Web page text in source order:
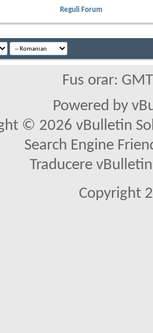
Reguli Forum
Fus orar:
Powered by
© 2026 vBulletin
Search Engine
Traducere
Copyright